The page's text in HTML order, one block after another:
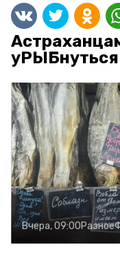
Вчера, 09:00Разное